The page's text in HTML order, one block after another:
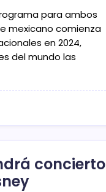
para ambos
mexicano comienza
en 2024,
del mundo las
concierto